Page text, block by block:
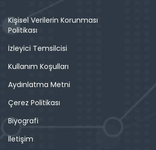
Kişisel Verilerin Korunması
Politikası
İzleyici Temsilcisi
Kullanım Koşulları
Aydınlatma Metni
Çerez Politikası
Biyografi
İletişim